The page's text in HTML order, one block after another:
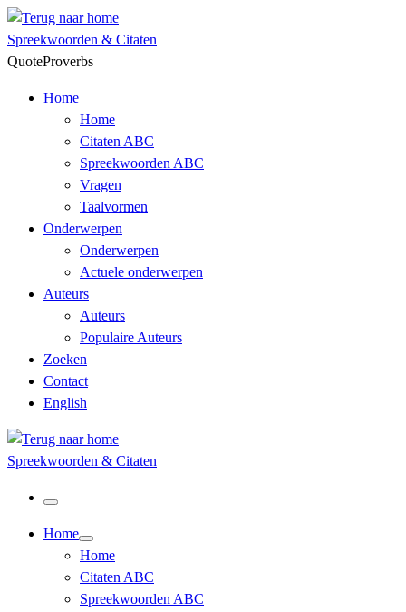
Skip
to
content
Spreekwoorden & Citaten
QuoteProverbs
Home
Home
Citaten ABC
Spreekwoorden ABC
Vragen
Taalvormen
Onderwerpen
Onderwerpen
Actuele onderwerpen
Auteurs
Auteurs
Populaire Auteurs
Zoeken
Contact
English
Spreekwoorden & Citaten
Menu
Home
Home
Citaten ABC
Spreekwoorden ABC